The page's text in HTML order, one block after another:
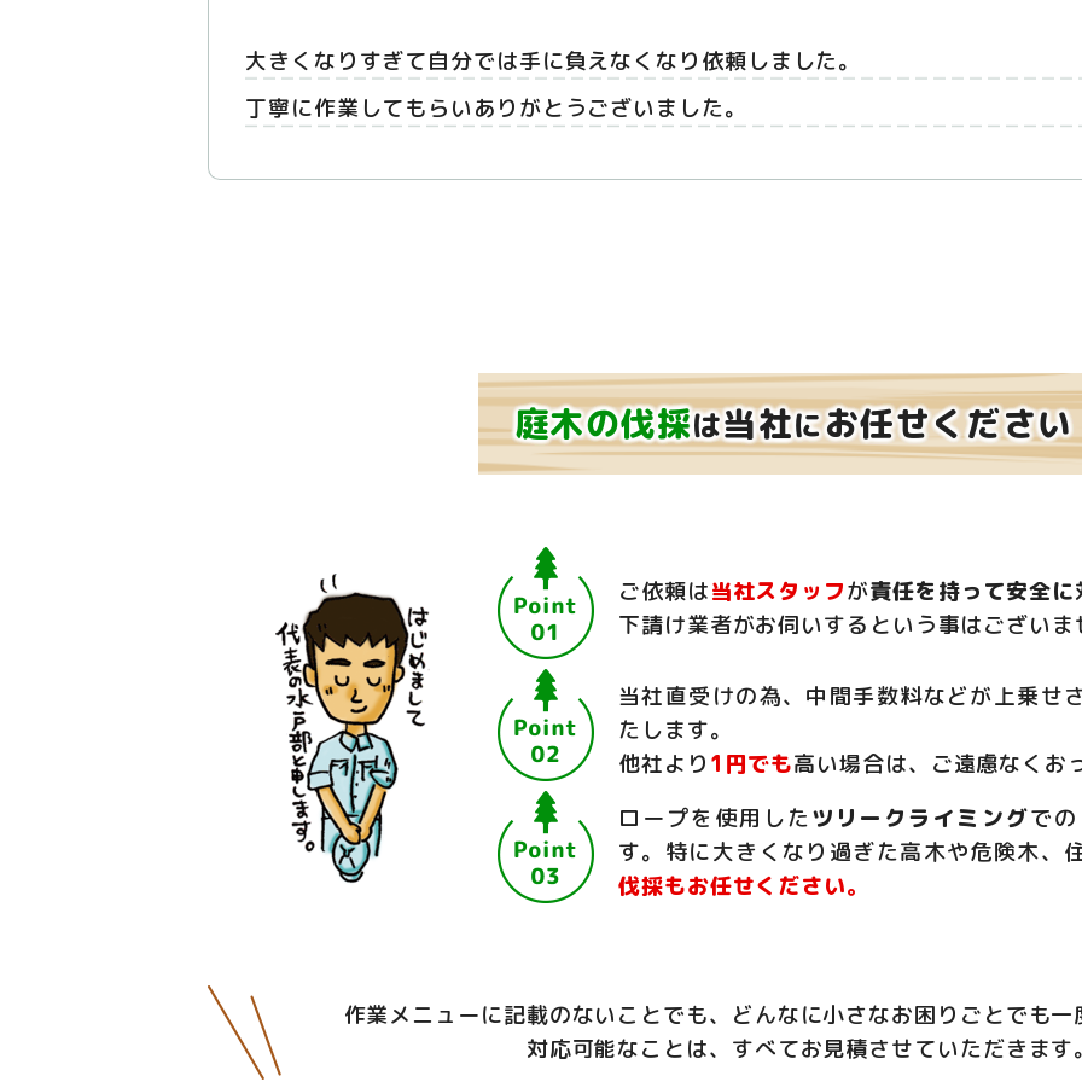
大きくなりすぎて自分では手に負えなくなり依頼しました。
丁寧に作業してもらいありがとうございました。
庭木の伐採は当社にお任せくださ
ご依頼は当社スタッフが責任を持って安全に
下請け業者がお伺いするという事はござい
当社直受けの為、中間手数料などが上乗せ
たします。
他社より 1円でも高い場合は、ご遠慮なくお
ロープを使用したツリークライミングで
す。特に大きくなり過ぎた高木や危険木、
伐採もお任せください。
作業メニューに記載のないことでも、どんなに小さなお困りごとでも
対応可能なことは、すべてお見積させていただきます